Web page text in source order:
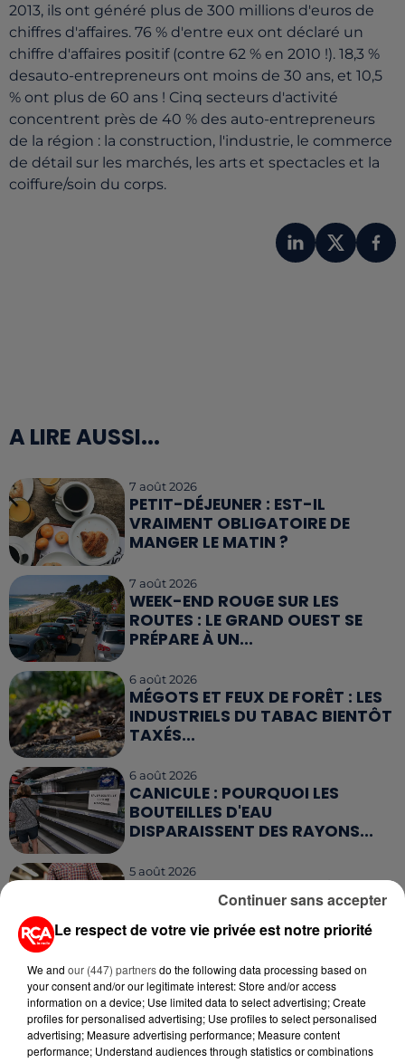
2013, ils ont généré plus de 300 millions d'euros de
chiffres d'affaires. 76 % d'entre eux ont déclaré un
chiffre d'affaires positif (contre 62 % en 2010 !). 18,3 %
desauto-entrepreneurs ont moins de 30 ans, et 10,5
% ont plus de 60 ans ! Cinq secteurs d'activité
concentrent près de 40 % des auto-entrepreneurs
de la région : la construction, l'industrie, le commerce
de détail sur les marchés, les arts et spectacles et la
coiffure/soin du corps.
A LIRE AUSSI...
7 août 2026
PETIT-DÉJEUNER : EST-IL
VRAIMENT OBLIGATOIRE DE
MANGER LE MATIN ?
7 août 2026
WEEK-END ROUGE SUR LES
ROUTES : LE GRAND OUEST SE
PRÉPARE À UN...
6 août 2026
MÉGOTS ET FEUX DE FORÊT : LES
INDUSTRIELS DU TABAC BIENTÔT
TAXÉS...
6 août 2026
CANICULE : POURQUOI LES
BOUTEILLES D'EAU
DISPARAISSENT DES RAYONS...
5 août 2026
MANGER SAINEMENT COÛTE 25 %
PLUS CHER QU'IL Y A CINQ ANS,
ALERTE L’ONU
5 août 2026
QUELLES SONT LES MARQUES QUI
OFFRENT LE MEILLEUR RAPPORT...
Le respect de votre vie privée est notre priorité
We and our (447) partnersdo the following data processing based on
your consent and/or our legitimate interest: Store and/or access
information on a device; Use limited data to select advertising; Create
profiles for personalised advertising; Use profiles to select personalised
advertising; Measure advertising performance; Measure content
performance; Understand audiences through statistics or combinations
Continuer sans accepter